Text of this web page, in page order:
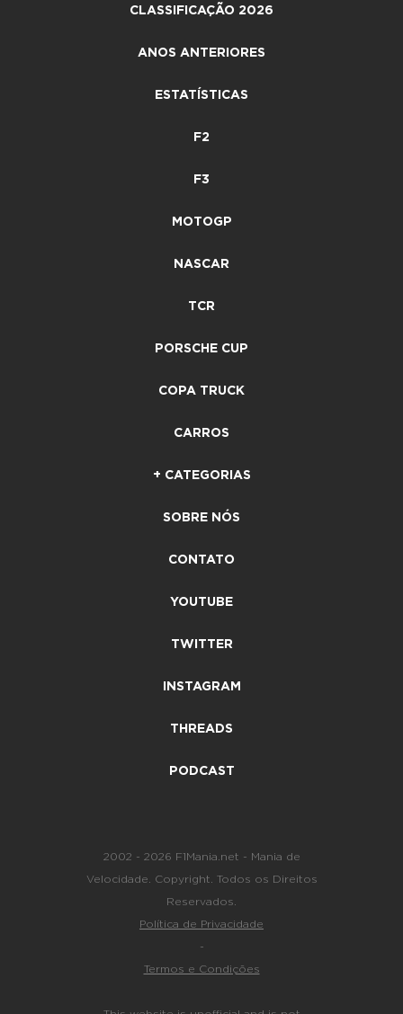
CLASSIFICAÇÃO 2026
ANOS ANTERIORES
ESTATÍSTICAS
F2
F3
MOTOGP
NASCAR
TCR
PORSCHE CUP
COPA TRUCK
CARROS
+ CATEGORIAS
SOBRE NÓS
CONTATO
YOUTUBE
TWITTER
INSTAGRAM
THREADS
PODCAST
2002 - 2026 F1Mania.net - Mania de
Velocidade. Copyright. Todos os Direitos
Reservados.
Política de Privacidade
-
Termos e Condições